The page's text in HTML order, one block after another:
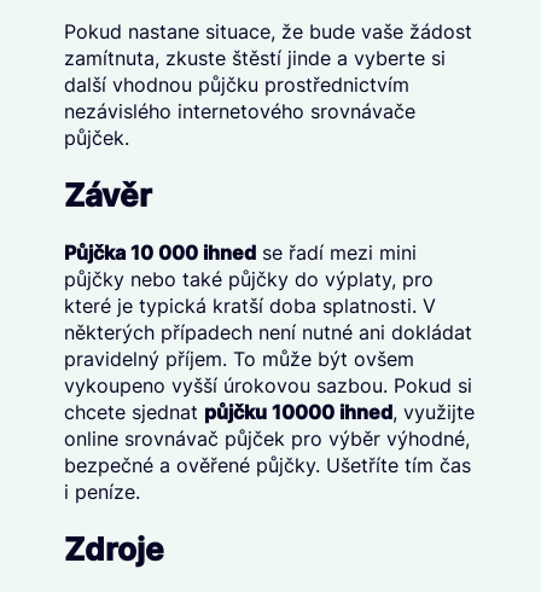
Pokud nastane situace, že bude vaše žádost
zamítnuta, zkuste štěstí jinde a vyberte si
další vhodnou půjčku prostřednictvím
nezávislého internetového srovnávače
půjček.
Závěr
Půjčka 10 000 ihnedse řadí mezi mini
půjčky nebo také půjčky do výplaty, pro
které je typická kratší doba splatnosti. V
některých případech není nutné ani dokládat
pravidelný příjem. To může být ovšem
vykoupeno vyšší úrokovou sazbou. Pokud si
chcete sjednat půjčku 10000 ihned, využijte
online srovnávač půjček pro výběr výhodné,
bezpečné a ověřené půjčky. Ušetříte tím čas
i peníze.
Zdroje